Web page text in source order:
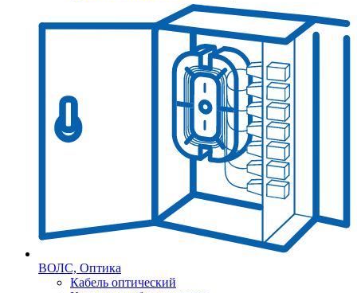
ВОЛС, Оптика
Кабель оптический